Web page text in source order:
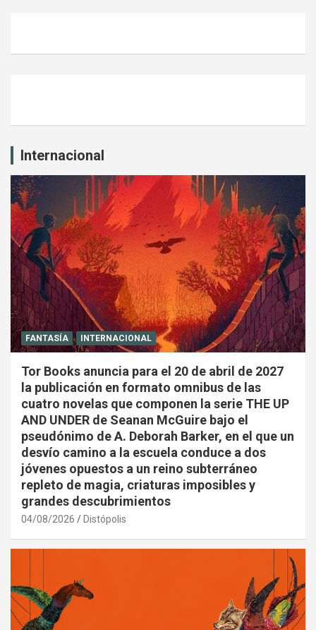
Internacional
FANTASÍA INTERNACIONAL
Tor Books anuncia para el 20 de abril de 2027
la publicación en formato omnibus de las
cuatro novelas que componen la serie THE UP
AND UNDER de Seanan McGuire bajo el
pseudónimo de A. Deborah Barker, en el que un
desvío camino a la escuela conduce a dos
jóvenes opuestos a un reino subterráneo
repleto de magia, criaturas imposibles y
grandes descubrimientos
04/08/2026 Distópolis